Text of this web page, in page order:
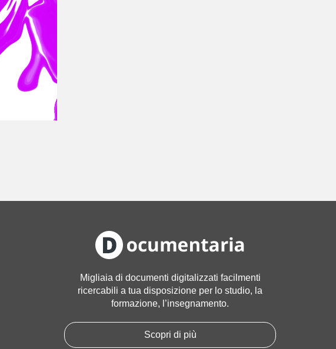
Migliaia di documenti digitalizzati facilmenti
ricercabili a tua disposizione per lo studio, la
formazione, l’insegnamento.
Scopri di più